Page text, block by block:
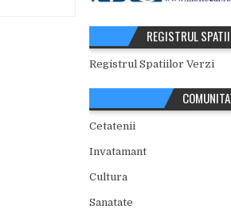
REGISTRUL
Registrul Spatiilor Verzi
Cetatenii
Invatamant
Cultura
Sanatate